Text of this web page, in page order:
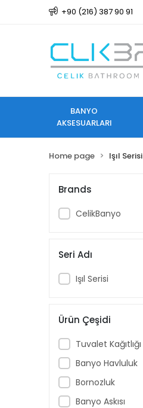
+90 (216) 387 90 91
BANYO
AKSESUARLARI
Home page Işıl Serisi
Brands
CelikBanyo
Seri Adı
Işıl Serisi
Ürün Çeşidi
Tuvalet Kağıtlığı
Banyo Havluluk
Bornozluk
Banyo Askısı